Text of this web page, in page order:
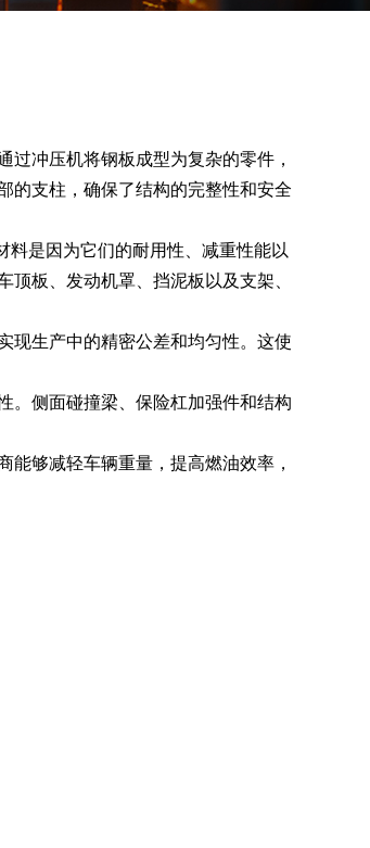
冲压机将钢板成型为复杂的零件，
的支柱，确保了结构的完整性和安全
是因为它们的耐用性、减重性能以
板、发动机罩、挡泥板以及支架、
现生产中的精密公差和均匀性。这使
。侧面碰撞梁、保险杠加强件和结构
够减轻车辆重量，提高燃油效率，